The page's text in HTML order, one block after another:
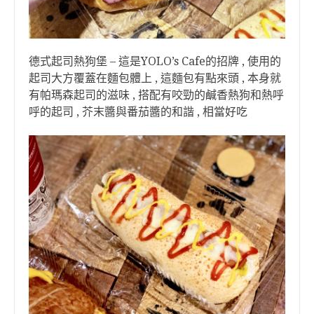
德式起司熱狗堡 – 這是YOLO’s Cafe的招牌 , 使用的
起司大方覆蓋在麵包體上 , 這麵包有點來頭 , 本身就
有帕瑪森起司的滋味 , 搭配有咬勁的鹹香熱狗和熱呼
呼的起司 , 芥末醬與番茄醬的和諧 , 相當好吃